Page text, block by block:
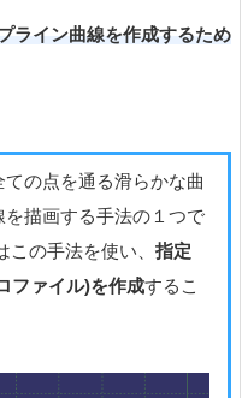
ライン曲線を作成するため
の点を通る滑らかな曲
描画する手法の１つで
この手法を使い、指定
ファイル)を作成するこ